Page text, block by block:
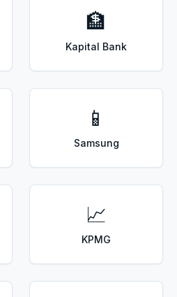
🏦
Kapital Bank
📱
Samsung
📈
KPMG